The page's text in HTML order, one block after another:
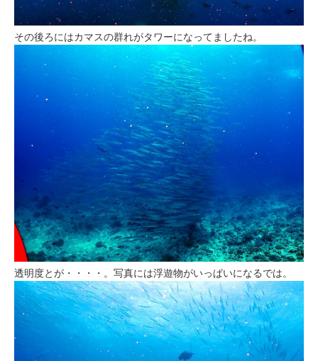
その後ろにはカマスの群れがタワーになってましたね。
透明度とが・・・・。写真には浮遊物がいっぱいになるでは。